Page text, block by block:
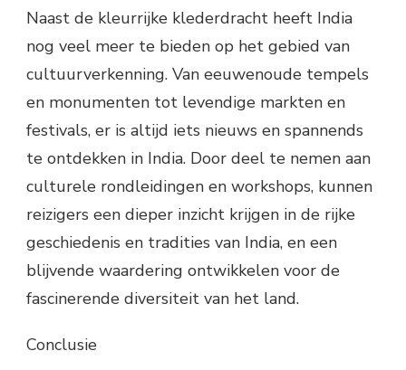
Naast de kleurrijke klederdracht heeft India
nog veel meer te bieden op het gebied van
cultuurverkenning. Van eeuwenoude tempels
en monumenten tot levendige markten en
festivals, er is altijd iets nieuws en spannends
te ontdekken in India. Door deel te nemen aan
culturele rondleidingen en workshops, kunnen
reizigers een dieper inzicht krijgen in de rijke
geschiedenis en tradities van India, en een
blijvende waardering ontwikkelen voor de
fascinerende diversiteit van het land.
Conclusie